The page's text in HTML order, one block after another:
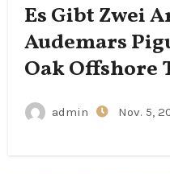
Es Gibt Zwei
Audemars
Oak Offshore
admin Nov. 5,